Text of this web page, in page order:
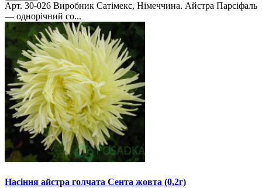
Арт. 30-026 Виробник Сатімекс, Німеччина. Айстра Парсіфаль
— однорічний со...
Насіння айстра голчата Сента жовта (0,2г)